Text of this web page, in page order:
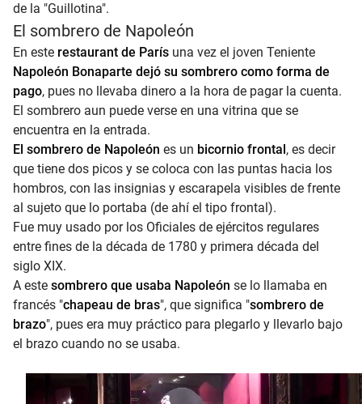
de la "Guillotina".
El sombrero de Napoleón
En este restaurant de París una vez el joven Teniente
Napoleón Bonaparte dejó su sombrero como forma de
pago, pues no llevaba dinero a la hora de pagar la cuenta.
El sombrero aun puede verse en una vitrina que se
encuentra en la entrada.
El sombrero de Napoleón es un bicornio frontal , es decir
que tiene dos picos y se coloca con las puntas hacia los
hombros, con las insignias y escarapela visibles de frente
al sujeto que lo portaba (de ahí el tipo frontal).
Fue muy usado por los Oficiales de ejércitos regulares
entre fines de la década de 1780 y primera década del
siglo XIX.
A este sombrero que usaba Napoleón se lo llamaba en
francés "chapeau de bras", que significa "sombrero de
brazo", pues era muy práctico para plegarlo y llevarlo bajo
el brazo cuando no se usaba.